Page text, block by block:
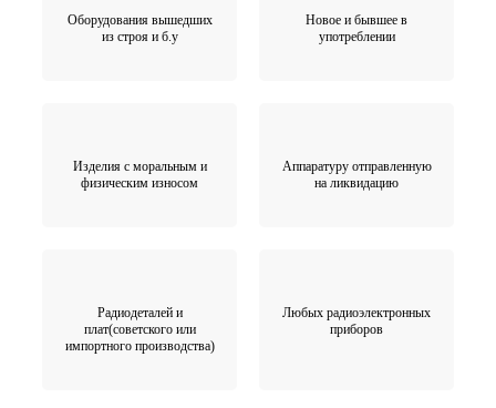
Оборудования вышедших
из строя и б.у
Новое и бывшее в
употреблении
Изделия с моральным и
физическим износом
Аппаратуру отправленную
на ликвидацию
Радиодеталей и
плат(советского или
импортного производства)
Любых радиоэлектронных
приборов